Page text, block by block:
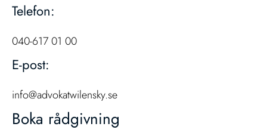
Telefon:
040-617 01 00
E-post:
info@advokatwilensky.se
Boka rådgivning